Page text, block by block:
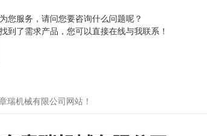
您服务，请问您要咨询什么问题呢？
到了需求产品，您可以直接在线与我联系！
瑞机械有限公司网站 ！